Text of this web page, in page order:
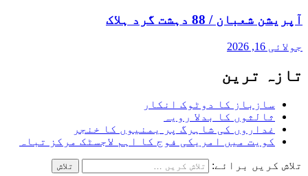
آپریشن شعبان / 88 دہشت گرد ہلاک
جولائی 16, 2026
تازہ ترین
سازباز کا دوٹوک انکار
ثالثوں کا بدلا رویہ
غداروں کی شاہرگ پر یمنیوں کا خنجر
کویت میں امریکی فوج کا اہم لاجسٹک مرکز تباہ
تلاش کریں برائے: